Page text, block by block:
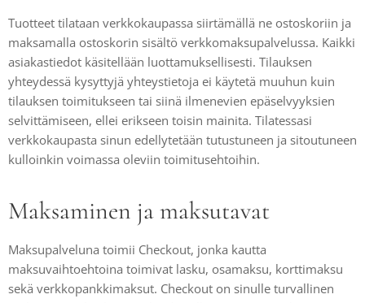
Tuotteet tilataan verkkokaupassa siirtämällä ne ostoskoriin ja
maksamalla ostoskorin sisältö verkkomaksupalvelussa. Kaikki
asiakastiedot käsitellään luottamuksellisesti. Tilauksen
yhteydessä kysyttyjä yhteystietoja ei käytetä muuhun kuin
tilauksen toimitukseen tai siinä ilmenevien epäselvyyksien
selvittämiseen, ellei erikseen toisin mainita. Tilatessasi
verkkokaupasta sinun edellytetään tutustuneen ja sitoutuneen
kulloinkin voimassa oleviin toimitusehtoihin.
Maksaminen ja maksutavat
Maksupalveluna toimii Checkout, jonka kautta
maksuvaihtoehtoina toimivat lasku, osamaksu, korttimaksu
sekä verkkopankkimaksut. Checkout on sinulle turvallinen